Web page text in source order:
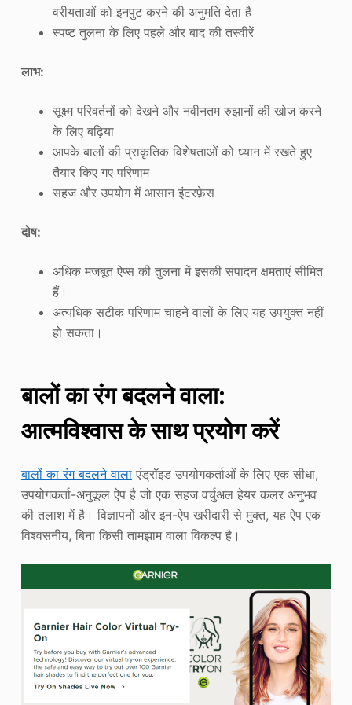
वरीयताओं को इनपुट करने की अनुमति देता है
स्पष्ट तुलना के लिए पहले और बाद की तस्वीरें
लाभ:
सूक्ष्म परिवर्तनों को देखने और नवीनतम रुझानों की खोज करने
के लिए बढ़िया
आपके बालों की प्राकृतिक विशेषताओं को ध्यान में रखते हुए
तैयार किए गए परिणाम
सहज और उपयोग में आसान इंटरफ़ेस
दोष:
अधिक मजबूत ऐप्स की तुलना में इसकी संपादन क्षमताएं सीमित
हैं।
अत्यधिक सटीक परिणाम चाहने वालों के लिए यह उपयुक्त नहीं
हो सकता।
बालों का रंग बदलने वाला:
आत्मविश्वास के साथ प्रयोग करें
बालों का रंग बदलने वालाएंड्रॉइड उपयोगकर्ताओं के लिए एक सीधा,
उपयोगकर्ता-अनुकूल ऐप है जो एक सहज वर्चुअल हेयर कलर अनुभव
की तलाश में है। विज्ञापनों और इन-ऐप खरीदारी से मुक्त, यह ऐप एक
विश्वसनीय, बिना किसी तामझाम वाला विकल्प है।